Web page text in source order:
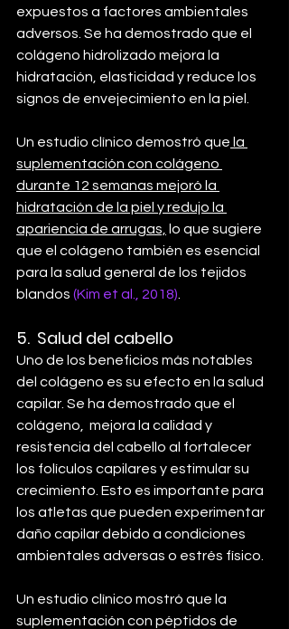
expuestos a factores ambientales
adversos. Se ha demostrado que el
colágeno hidrolizado mejora la
hidratación, elasticidad y reduce los
signos de envejecimiento en la piel.
Un estudio clínico demostró que la
suplementación con colágeno
durante 12 semanas mejoró la
hidratación de la piel y redujo la
apariencia de arrugas,
lo que sugiere
que el colágeno también es esencial
para la salud general de los tejidos
blandos (Kim et al., 2018)
5. Salud del cabello
Uno de los beneficios más notables
del colágeno es su efecto en la salud
capilar. Se ha demostrado que el
colágeno,  mejora la calidad y
resistencia del cabello al fortalecer
los folículos capilares y estimular su
crecimiento. Esto es importante para
los atletas que pueden experimentar
daño capilar debido a condiciones
ambientales adversas o estrés físico.
Un estudio clínico mostró que la
suplementación con péptidos de